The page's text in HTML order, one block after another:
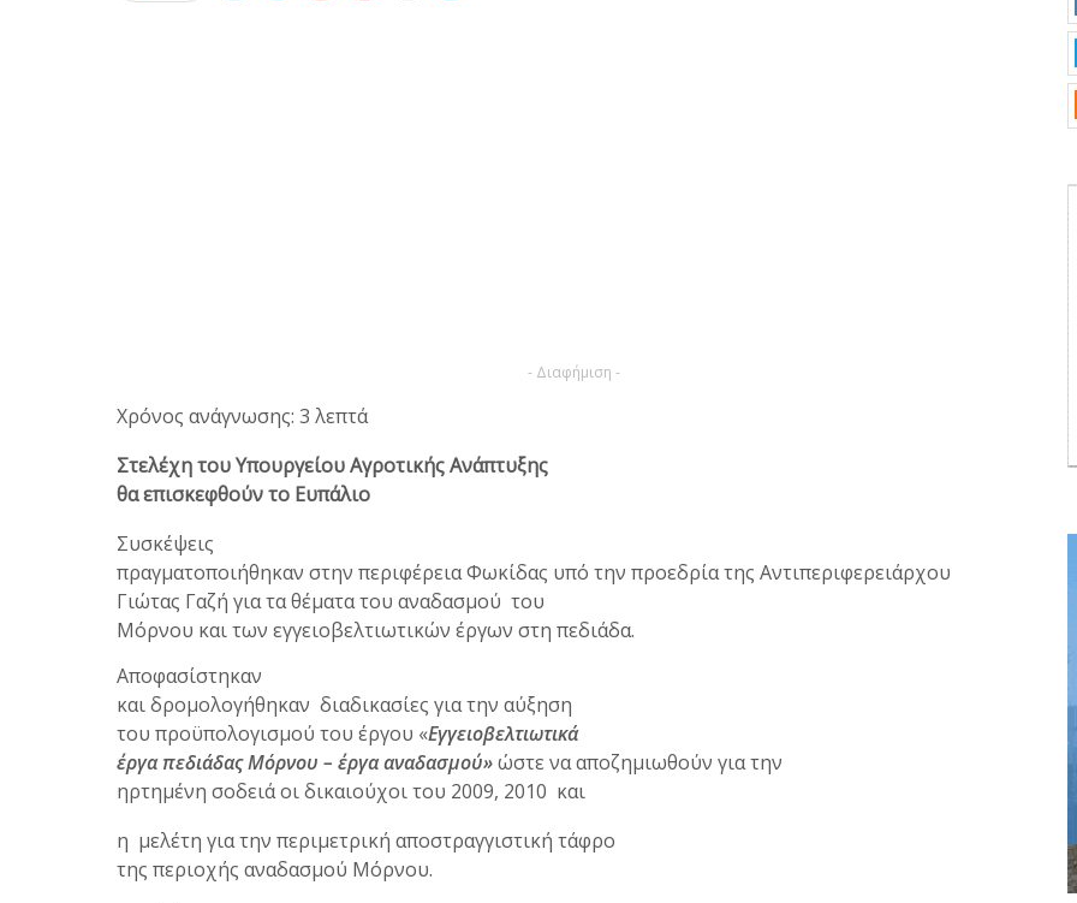
- Διαφήμιση -
Χρόνος ανάγνωσης: 3 λεπτά
Στελέχη του Υπουργείου Αγροτικής Ανάπτυξης
θα επισκεφθούν το Ευπάλιο
Συσκέψεις
πραγματοποιήθηκαν στην περιφέρεια Φωκίδας υπό την προεδρία της Αντιπεριφερειάρχου
Γιώτας Γαζή για τα θέματα του αναδασμού του
Μόρνου και των εγγειοβελτιωτικών έργων στη πεδιάδα.
Αποφασίστηκαν
και δρομολογήθηκαν διαδικασίες για την αύξηση
του προϋπολογισμού του έργου «Εγγειοβελτιωτικά
έργα πεδιάδας Μόρνου – έργα αναδασμού»ώστε να αποζημιωθούν για την
ηρτημένη σοδειά οι δικαιούχοι του 2009, 2010 και
η μελέτη για την περιμετρική αποστραγγιστική τάφρο
της περιοχής αναδασμού Μόρνου.